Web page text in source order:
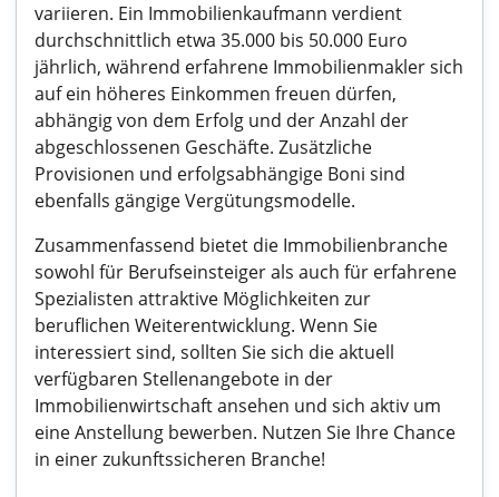
variieren. Ein Immobilienkaufmann verdient
durchschnittlich etwa 35.000 bis 50.000 Euro
jährlich, während erfahrene Immobilienmakler sich
auf ein höheres Einkommen freuen dürfen,
abhängig von dem Erfolg und der Anzahl der
abgeschlossenen Geschäfte. Zusätzliche
Provisionen und erfolgsabhängige Boni sind
ebenfalls gängige Vergütungsmodelle.
Zusammenfassend bietet die Immobilienbranche
sowohl für Berufseinsteiger als auch für erfahrene
Spezialisten attraktive Möglichkeiten zur
beruflichen Weiterentwicklung. Wenn Sie
interessiert sind, sollten Sie sich die aktuell
verfügbaren Stellenangebote in der
Immobilienwirtschaft ansehen und sich aktiv um
eine Anstellung bewerben. Nutzen Sie Ihre Chance
in einer zukunftssicheren Branche!